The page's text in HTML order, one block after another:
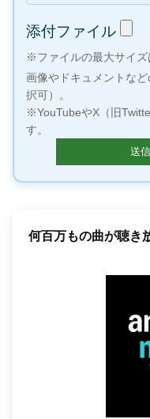
添付ファイル
※ファイルの最大サイズ
画像やドキュメントな
択可）。
※YouTubeやX（旧
す。
何百万もの曲が聴き